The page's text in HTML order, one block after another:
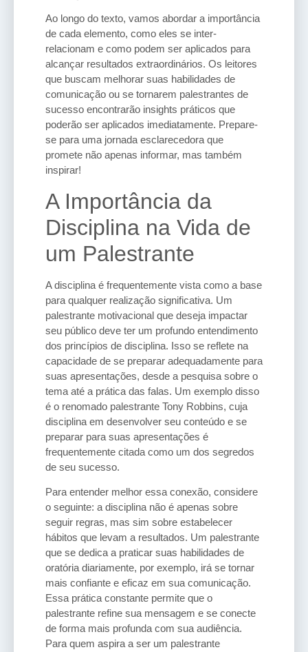
Ao longo do texto, vamos abordar a importância
de cada elemento, como eles se inter-
relacionam e como podem ser aplicados para
alcançar resultados extraordinários. Os leitores
que buscam melhorar suas habilidades de
comunicação ou se tornarem palestrantes de
sucesso encontrarão insights práticos que
poderão ser aplicados imediatamente. Prepare-
se para uma jornada esclarecedora que
promete não apenas informar, mas também
inspirar!
A Importância da
Disciplina na Vida de
um Palestrante
A disciplina é frequentemente vista como a base
para qualquer realização significativa. Um
palestrante motivacional que deseja impactar
seu público deve ter um profundo entendimento
dos princípios de disciplina. Isso se reflete na
capacidade de se preparar adequadamente para
suas apresentações, desde a pesquisa sobre o
tema até a prática das falas. Um exemplo disso
é o renomado palestrante Tony Robbins, cuja
disciplina em desenvolver seu conteúdo e se
preparar para suas apresentações é
frequentemente citada como um dos segredos
de seu sucesso.
Para entender melhor essa conexão, considere
o seguinte: a disciplina não é apenas sobre
seguir regras, mas sim sobre estabelecer
hábitos que levam a resultados. Um palestrante
que se dedica a praticar suas habilidades de
oratória diariamente, por exemplo, irá se tornar
mais confiante e eficaz em sua comunicação.
Essa prática constante permite que o
palestrante refine sua mensagem e se conecte
de forma mais profunda com sua audiência.
Para quem aspira a ser um palestrante